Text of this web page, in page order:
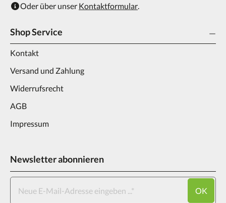
Oder über unser Kontaktformular.
Shop Service
Kontakt
Versand und Zahlung
Widerrufsrecht
AGB
Impressum
Newsletter abonnieren
OK